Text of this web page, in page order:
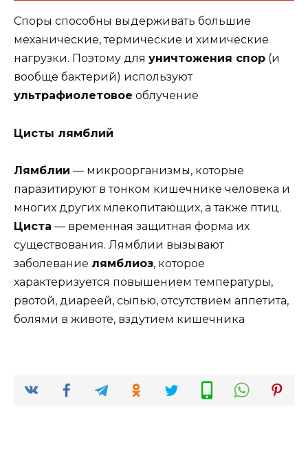
Споры способны выдерживать большие
механические, термические и химические
нагрузки. Поэтому для уничтожения спор (и
вообще бактерий) используют
ультрафиолетовое облучение
Цисты лямблий
Лямблии — микроорганизмы, которые
паразитируют в тонком кишечнике человека и
многих других млекопитающих, а также птиц.
Циста — временная защитная форма их
существования. Лямблии вызывают
заболевание лямблиоз, которое
характеризуется повышением температуры,
рвотой, диареей, сыпью, отсутствием аппетита,
болями в животе, вздутием кишечника